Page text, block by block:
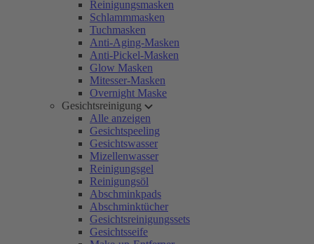
Reinigungsmasken
Schlammmasken
Tuchmasken
Anti-Aging-Masken
Anti-Pickel-Masken
Glow Masken
Mitesser-Masken
Overnight Maske
Gesichtsreinigung
Alle anzeigen
Gesichtspeeling
Gesichtswasser
Mizellenwasser
Reinigungsgel
Reinigungsöl
Abschminkpads
Abschminktücher
Gesichtsreinigungssets
Gesichtsseife